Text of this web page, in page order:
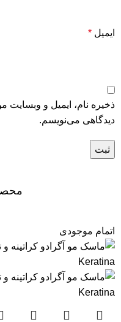
ایمیل *
ذخیره نام، ایمیل و وبسایت
دیدگاهی می‌نویسم.
اتمام موجودی